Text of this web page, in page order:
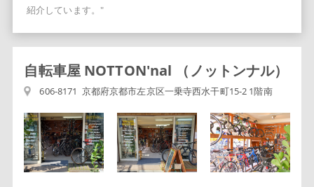
紹介しています。"
自転車屋 NOTTON'nal （ノットンナル）
606-8171 京都府京都市左京区一乗寺西水干町15-2 1階南